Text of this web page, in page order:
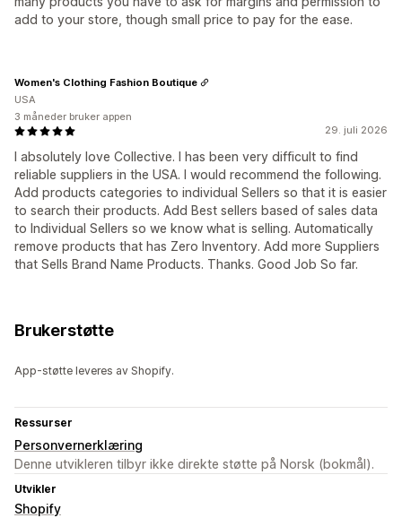
add to your store, though small price to pay for the ease.
29. juli 2026
I absolutely love Collective. I has been very difficult to find
reliable suppliers in the USA. I would recommend the following.
Add products categories to individual Sellers so that it is easier
to search their products. Add Best sellers based of sales data
to Individual Sellers so we know what is selling. Automatically
remove products that has Zero Inventory. Add more Suppliers
that Sells Brand Name Products. Thanks. Good Job So far.
Women's Clothing Fashion Boutique
USA
3 måneder bruker appen
Brukerstøtte
App-støtte leveres av Shopify.
Ressurser
Personvernerklæring
Denne utvikleren tilbyr ikke direkte støtte på Norsk (bokmål).
Utvikler
Shopify